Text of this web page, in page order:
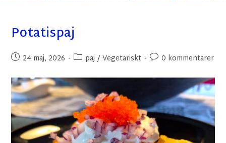
Potatispaj
24 maj, 2026 paj / Vegetariskt 0 kommentarer